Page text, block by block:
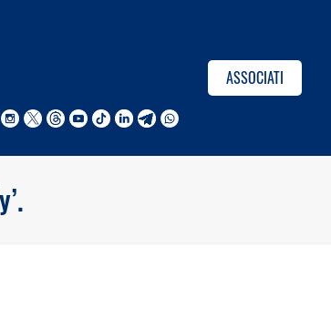
ASSOCIATI